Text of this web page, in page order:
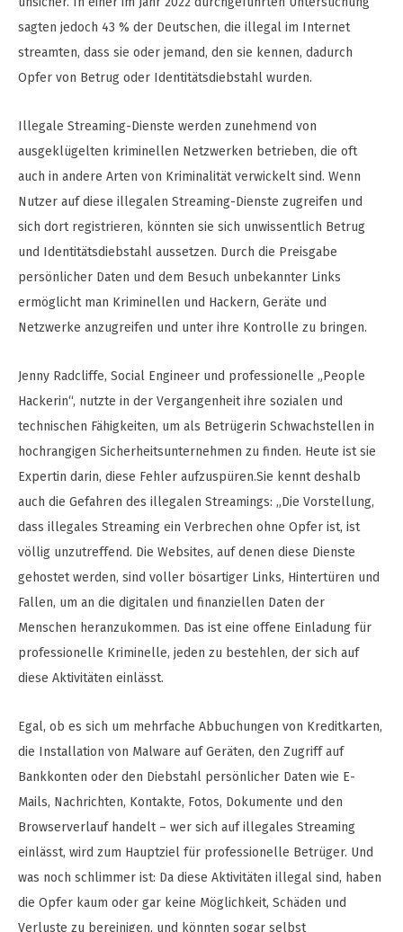
sagten jedoch 43 % der Deutschen, die illegal im Internet
streamten, dass sie oder jemand, den sie kennen, dadurch
Opfer von Betrug oder Identitätsdiebstahl wurden.
Illegale Streaming-Dienste werden zunehmend von
ausgeklügelten kriminellen Netzwerken betrieben, die oft
auch in andere Arten von Kriminalität verwickelt sind. Wenn
Nutzer auf diese illegalen Streaming-Dienste zugreifen und
sich dort registrieren, könnten sie sich unwissentlich Betrug
und Identitätsdiebstahl aussetzen. Durch die Preisgabe
persönlicher Daten und dem Besuch unbekannter Links
ermöglicht man Kriminellen und Hackern, Geräte und
Netzwerke anzugreifen und unter ihre Kontrolle zu bringen.
Jenny Radcliffe, Social Engineer und professionelle „People
Hackerin“, nutzte in der Vergangenheit ihre sozialen und
technischen Fähigkeiten, um als Betrügerin Schwachstellen in
hochrangigen Sicherheitsunternehmen zu finden. Heute ist sie
Expertin darin, diese Fehler aufzuspüren.Sie kennt deshalb
auch die Gefahren des illegalen Streamings: „Die Vorstellung,
dass illegales Streaming ein Verbrechen ohne Opfer ist, ist
völlig unzutreffend. Die Websites, auf denen diese Dienste
gehostet werden, sind voller bösartiger Links, Hintertüren und
Fallen, um an die digitalen und finanziellen Daten der
Menschen heranzukommen. Das ist eine offene Einladung für
professionelle Kriminelle, jeden zu bestehlen, der sich auf
diese Aktivitäten einlässt.
Egal, ob es sich um mehrfache Abbuchungen von Kreditkarten,
die Installation von Malware auf Geräten, den Zugriff auf
Bankkonten oder den Diebstahl persönlicher Daten wie E-
Mails, Nachrichten, Kontakte, Fotos, Dokumente und den
Browserverlauf handelt – wer sich auf illegales Streaming
einlässt, wird zum Hauptziel für professionelle Betrüger. Und
was noch schlimmer ist: Da diese Aktivitäten illegal sind, haben
die Opfer kaum oder gar keine Möglichkeit, Schäden und
Verluste zu bereinigen, und könnten sogar selbst